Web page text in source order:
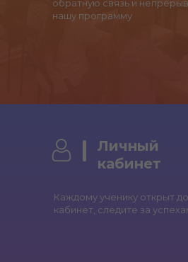
обратную связь и
нашу программу
Личный
кабинет
Каждому ученику открыт
кабинет, следите за